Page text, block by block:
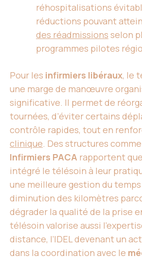
réhospitalisations
réductions pouvant
des réadmissions selon
programmes pilotes
Pour les infirmiers libéraux, le
une marge de manœuvre
significative. Il permet de
tournées, d’éviter certains
contrôle rapides, tout en
clinique. Des structures comme
Infirmiers PACA rapportent
intégré le télésoin à leur
une meilleure gestion du
diminution des kilomètres
dégrader la qualité de la prise
télésoin valorise aussi
distance, l’IDEL devenant un
dans la coordination avec le